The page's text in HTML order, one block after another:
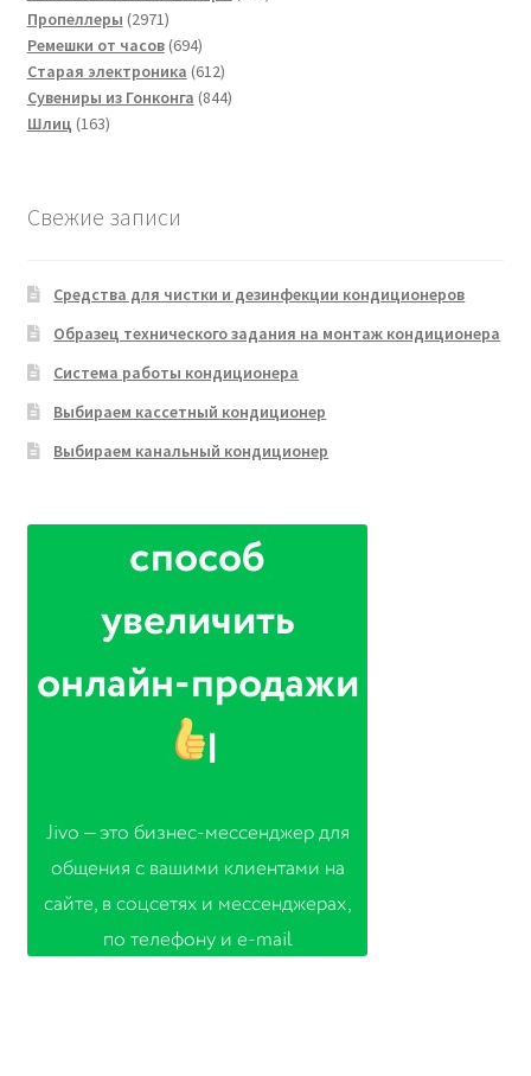
Пропеллеры 29712971
товар
Ремешки от часов 694694
товара
Старая электроника 612612
товаров
Сувениры из Гонконга 844844
Шлиц 163163
Свежие записи
Средства для чистки и дезинфекции кондиционеров
Образец технического задания на монтаж кондиционера
Система работы кондиционера
Выбираем кассетный кондиционер
Выбираем канальный кондиционер